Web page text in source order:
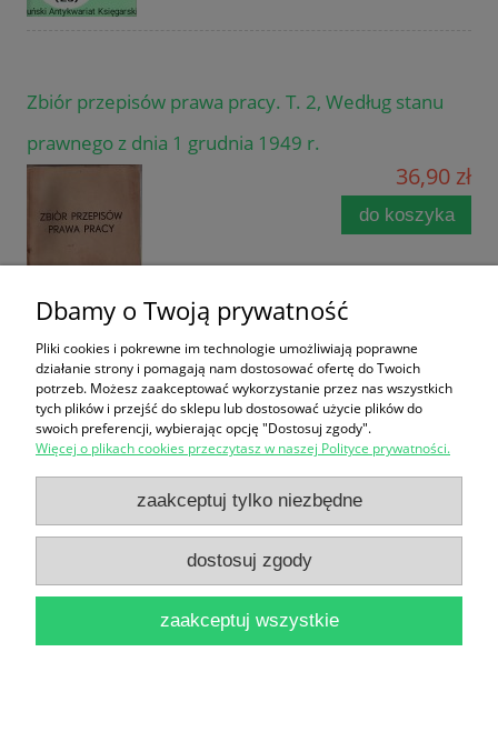
Zbiór przepisów prawa pracy. T. 2, Według stanu
prawnego z dnia 1 grudnia 1949 r.
36,90 zł
do koszyka
Prawo dewizowe aktualny stan prawny 2. wydanie
2000 r. / Anna Tenerowicz (red.)
do koszyka
Dbamy o Twoją prywatność
Pliki cookies i pokrewne im technologie umożliwiają poprawne
działanie strony i pomagają nam dostosować ofertę do Twoich
potrzeb. Możesz zaakceptować wykorzystanie przez nas wszystkich
tych plików i przejść do sklepu lub dostosować użycie plików do
swoich preferencji, wybierając opcję "Dostosuj zgody".
Więcej o plikach cookies przeczytasz w naszej Polityce prywatności.
zaakceptuj tylko niezbędne
dostosuj zgody
zaakceptuj wszystkie